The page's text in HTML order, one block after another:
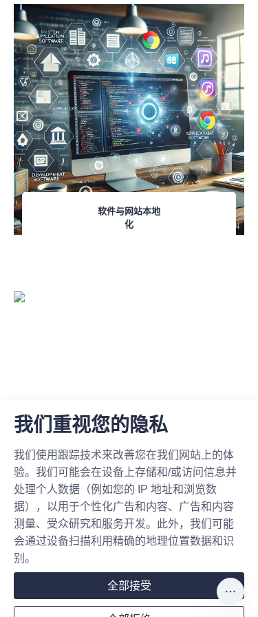
软件与网站本地
化
留下您的信息，我们将与您联系。
我们重视您的隐私
我们使用跟踪技术来改善您在我们网站上的体
验。我们可能会在设备上存储和/或访问信息并
处理个人数据（例如您的 IP 地址和浏览数
据），以用于个性化广告和内容、广告和内容
测量、受众研究和服务开发。此外，我们可能
会通过设备扫描利用精确的地理位置数据和识
别。
全部接受